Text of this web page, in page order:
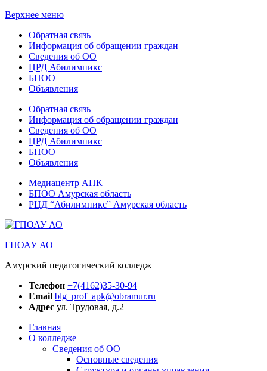
Верхнее меню
Обратная связь
Информация об обращении граждан
Сведения об ОО
ЦРД Абилимпикс
БПОО
Объявления
Обратная связь
Информация об обращении граждан
Сведения об ОО
ЦРД Абилимпикс
БПОО
Объявления
Медиацентр АПК
БПОО Амурская область
РЦД “Абилимпикс” Амурская область
ГПОАУ АО
Амурский педагогический колледж
Телефон +7(4162)35-30-94
Email blg_prof_apk@obramur.ru
Адрес ул. Трудовая, д.2
Главная
О колледже
Сведения об ОО
Основные сведения